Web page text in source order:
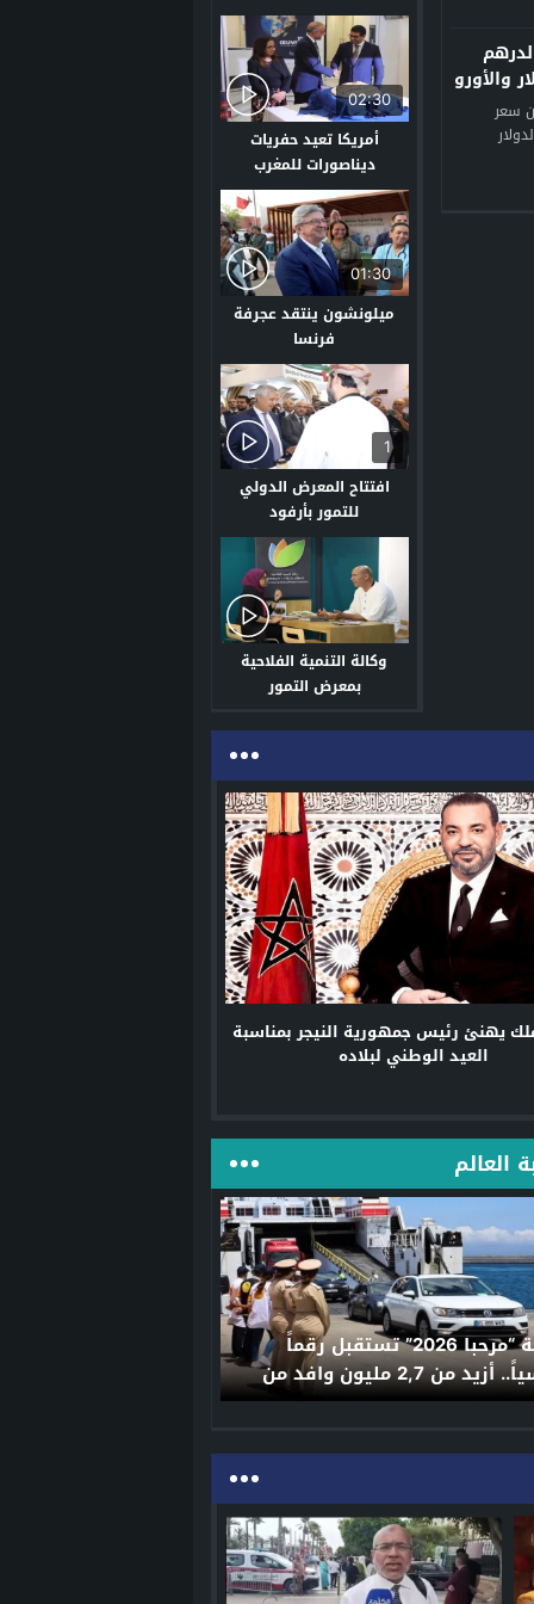
والأورو
سعر
02:30
أمريكا تعيد حفريات
ديناصورات للمغرب
01:30
ميلونشون ينتقد عجرفة
فرنسا
1
افتتاح المعرض الدولي
للتمور بأرفود
وكالة التنمية الفلاحية
بمعرض التمور
يهنئ رئيس جمهورية النيجر بمناسبة
العيد الوطني لبلاده
العالم
عملية “مرحبا 2026” تستقبل رقماً
قياسياً.. أزيد من 2,7 مليون وافد من
العالم